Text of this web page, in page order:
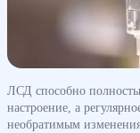
ЛСД способно
настроение, а
необратимым